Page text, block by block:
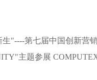
"----第七届中国创新营
主题参展